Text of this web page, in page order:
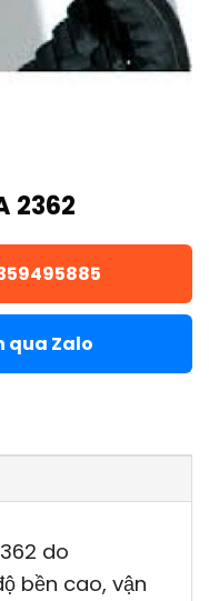
2362
qua Zalo
do
bền cao, vận